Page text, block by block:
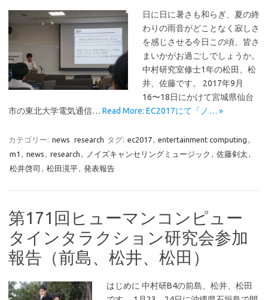
日に日に暑さも和らぎ、夏の終
わりの雨音がどことなく寂しさ
を感じさせる今日この頃、皆さ
まいかがお過ごしでしょうか。
中村研究室修士1年の松田、松
井、佐藤です。 2017年9月
16〜18日にかけて宮城県仙台
市の東北大学電気通信… Read More: EC2017にて「ノ… »
カテゴリー: news research タグ: ec2017, entertainment computing ,
m1 , news , research , ノイズキャンセリングミュージック , 佐藤剣太,
松井啓司 , 松田滉平, 発表報告
第171回ヒューマンコンピュー
タインタラクション研究会参加
報告（前島、松井、松田）
はじめに 中村研B4の前島、松井、松田